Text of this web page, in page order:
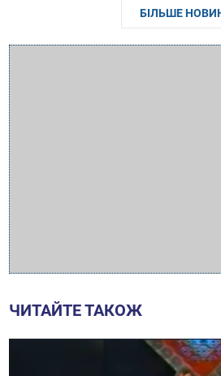
БІЛЬШЕ
ЧИТАЙТЕ ТАКОЖ